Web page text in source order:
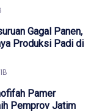
Gagal Panen,
Produksi Padi di
Pamer
Pemprov Jatim